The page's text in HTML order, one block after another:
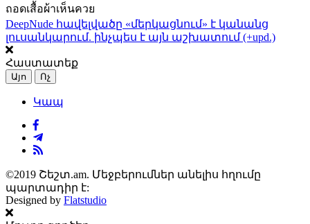
ถอดเสื้อผ้าเห็นควย
DeepNude հավելվածը «մերկացնում» է կանանց
լուսանկարում. ինչպես է այն աշխատում (+upd.)
Հաստատեք
Այո Ոչ
Կապ
©2019 Շեշտ.am. Մեջբերումներ անելիս հղումը
պարտադիր է:
Designed by Flatstudio